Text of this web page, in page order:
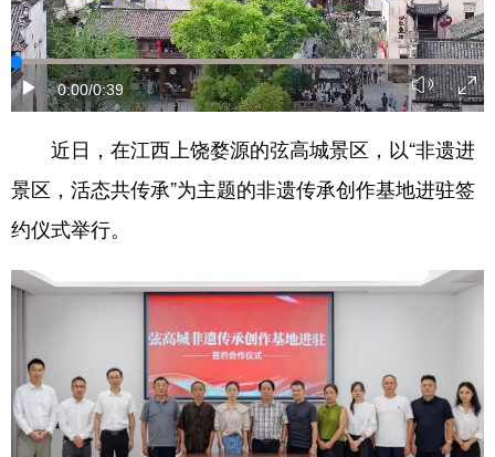
法律 中央文件 金融 汽车
食品 人居 信息化 数字经济
学术中国 乡村振兴 银龄 溯源中国
城市 旅游 能源 会展
地方频道
北京 天津 河北 山西
0:00/0:39
近日，在江西上饶婺源的弦高城景区，以“非遗进
景区，活态共传承”为主题的非遗传承创作基地进驻签
约仪式举行。